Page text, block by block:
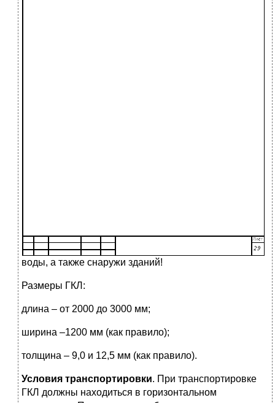
воды, а также снаружи зданий!
Размеры ГКЛ:
длина – от 2000 до 3000 мм;
ширина –1200 мм (как правило);
толщина – 9,0 и 12,5 мм (как правило).
Условия транспортировки. При транспортировке
ГКЛ должны находиться в горизонтальном